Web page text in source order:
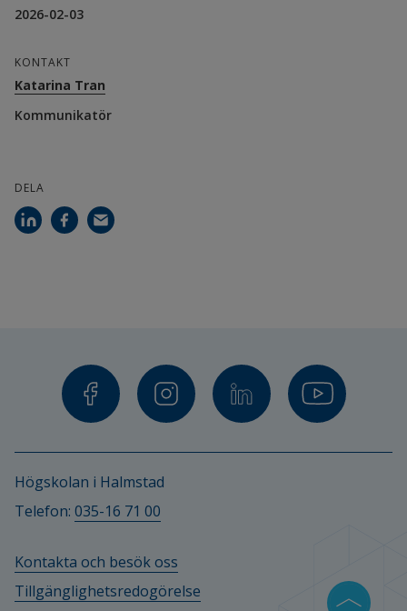
2026-02-03
KONTAKT
Katarina Tran
Kommunikatör
DELA
Högskolan i Halmstad
Telefon: 035-16 71 00
Kontakta och besök oss
Tillgänglighetsredogörelse